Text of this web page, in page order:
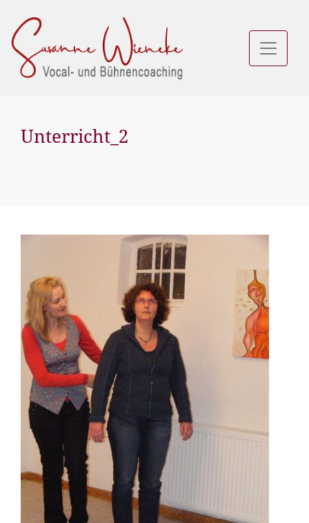
Unterricht_2